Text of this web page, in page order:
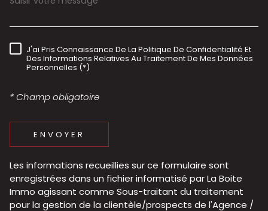
RÈGLEMENTATION
J'ai Pris Connaissance De La Politique De Confidentialité Et
Des Informations Relatives Au Traitement De Mes Données
Personnelles (*)
* Champ obligatoire
ENVOYER
Les informations recueillies sur ce formulaire sont
enregistrées dans un fichier informatisé par La Boite
Immo agissant comme Sous-traitant du traitement
pour la gestion de la clientèle/prospects de l'Agence /